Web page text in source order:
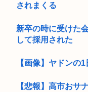
されまくる
新卒の時に受けた
して採用された
【画像】ヤドンの
【悲報】高市おサ